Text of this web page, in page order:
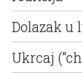
Dolazak u
Ukrcaj